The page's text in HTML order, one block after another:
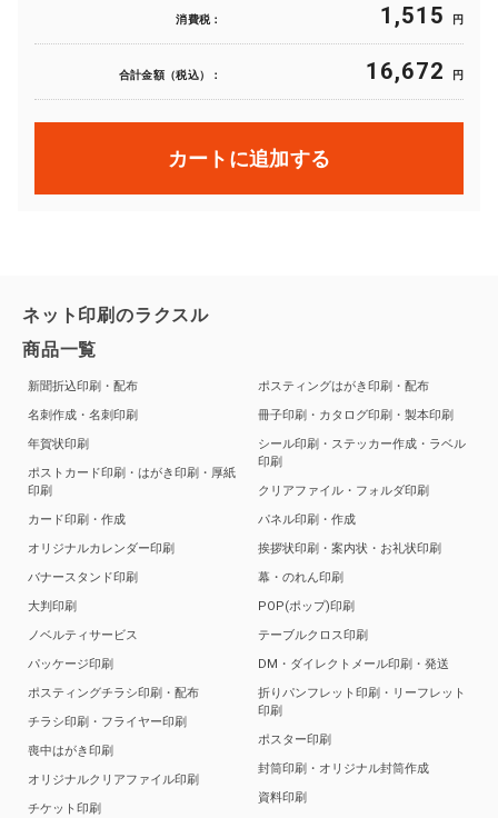
消費税： 1,515 円
合計金額（税込）： 16,672 円
カートに追加する
ネット印刷のラクスル
商品一覧
新聞折込印刷・配布
名刺作成・名刺印刷
年賀状印刷
ポストカード印刷・はがき印刷・厚紙
印刷
カード印刷・作成
オリジナルカレンダー印刷
バナースタンド印刷
大判印刷
ノベルティサービス
パッケージ印刷
ポスティングチラシ印刷・配布
チラシ印刷・フライヤー印刷
喪中はがき印刷
オリジナルクリアファイル印刷
チケット印刷
ポスティングはがき印刷・配布
冊子印刷・カタログ印刷・製本印刷
シール印刷・ステッカー作成・ラベル
印刷
クリアファイル・フォルダ印刷
パネル印刷・作成
挨拶状印刷・案内状・お礼状印刷
幕・のれん印刷
POP(ポップ)印刷
テーブルクロス印刷
DM・ダイレクトメール印刷・発送
折りパンフレット印刷・リーフレット
印刷
ポスター印刷
封筒印刷・オリジナル封筒作成
資料印刷